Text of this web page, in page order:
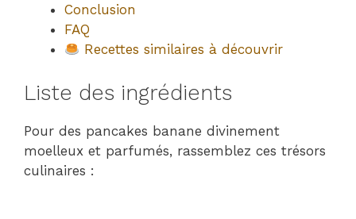
Conclusion
FAQ
Recettes similaires à découvrir
Liste des ingrédients
Pour des pancakes banane divinement
moelleux et parfumés, rassemblez ces trésors
culinaires :